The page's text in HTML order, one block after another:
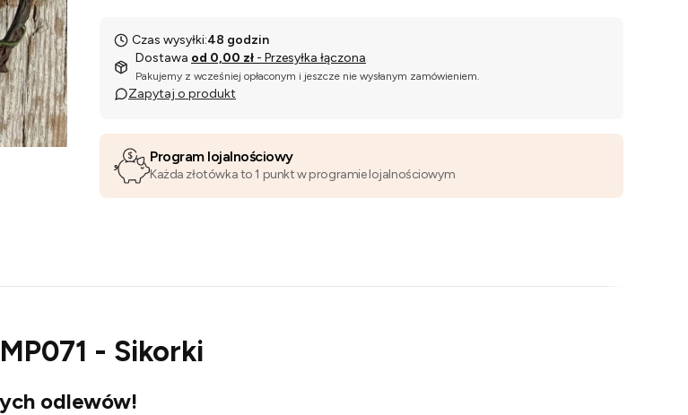
Czas wysyłki:48 godzin
Dostawa od 0,00 zł - Przesyłka łączona
Pakujemy z wcześniej opłaconym i jeszcze nie wysłanym zamówieniem.
Zapytaj o produkt
Program lojalnościowy
Każda złotówka to 1 punkt w programie lojalnościowym
- Sikorki
odlewów!